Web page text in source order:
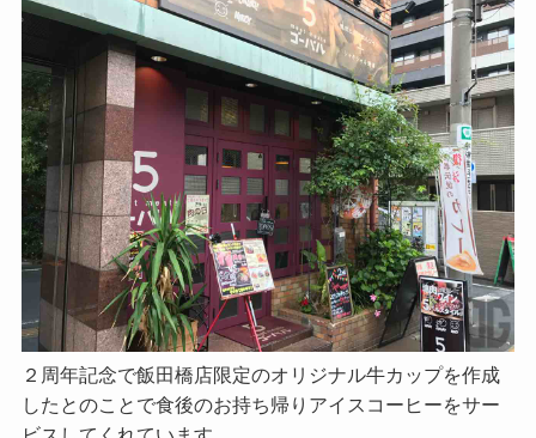
２周年記念で飯田橋店限定のオリジナル牛カップを作成
したとのことで食後のお持ち帰りアイスコーヒーをサー